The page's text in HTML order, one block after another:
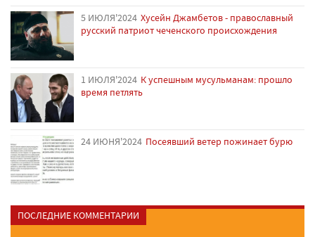
5 ИЮЛЯ'2024 Хусейн Джамбетов - православный
русский патриот чеченского происхождения
1 ИЮЛЯ'2024 К успешным мусульманам: прошло
время петлять
24 ИЮНЯ'2024 Посеявший ветер пожинает бурю
ПОСЛЕДНИЕ КОММЕНТАРИИ